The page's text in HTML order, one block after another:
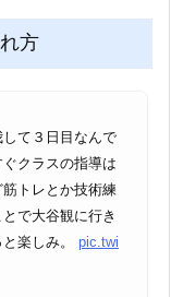
方
て３日目なんで
クラスの指導は
トレとか技術練
で大谷観に行き
楽しみ。 pic.twi